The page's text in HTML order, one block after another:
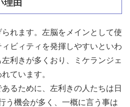
理由
られます。左脳をメインとして使
ビィティを発揮しやすいといわ
利きが多くおり、ミケランジェ
ています。
るために、左利きの人たちは日
う機会が多く、一概に言う事は